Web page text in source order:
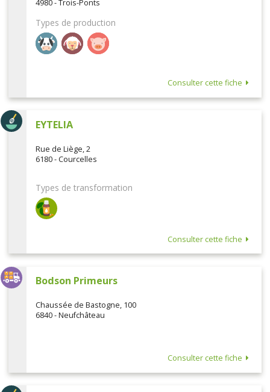
4980 - Trois-Ponts
Types de production
Consulter cette fiche
EYTELIA
Rue de Liège, 2
6180 - Courcelles
Types de transformation
Consulter cette fiche
Bodson Primeurs
Chaussée de Bastogne, 100
6840 - Neufchâteau
Consulter cette fiche